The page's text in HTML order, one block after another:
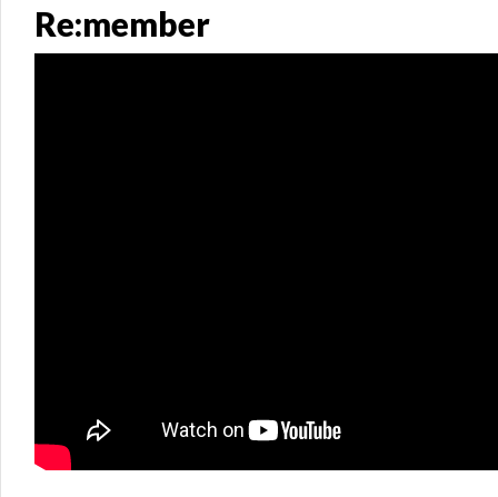
Re:member